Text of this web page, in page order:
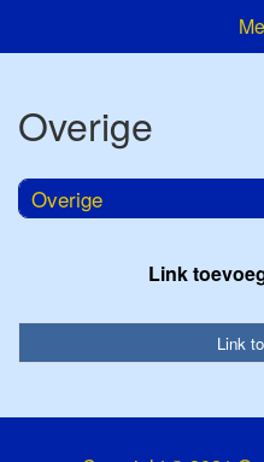
Overige
Overige
Link
Link